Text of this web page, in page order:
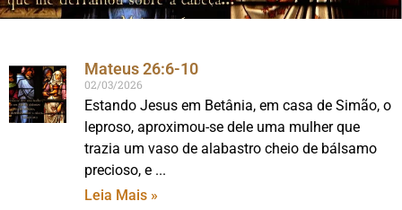
Mateus 26:6-10
02/03/2026
Estando Jesus em Betânia, em casa de Simão, o
leproso, aproximou-se dele uma mulher que
trazia um vaso de alabastro cheio de bálsamo
precioso, e
Leia Mais »